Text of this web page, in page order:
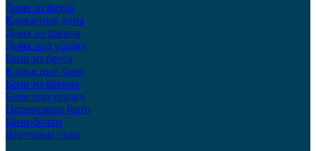
Дома из бруса
Каркасные дома
Дома из бревна
Дома под усадку
Бани из бруса
Каркасные бани
Бани из бревна
Бани под усадку
Перевозные бани
Бани-бочки
Винтовые сваи